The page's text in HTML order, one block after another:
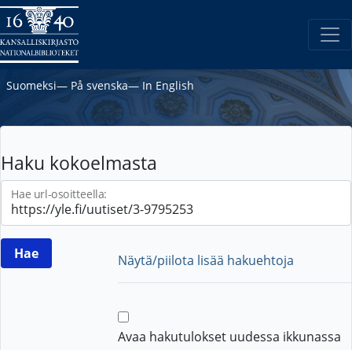
Suomeksi― På svenska― In English
Haku kokoelmasta
Hae url-osoitteella:
Näytä/piilota lisää hakuehtoja
Avaa hakutulokset uudessa ikkunassa